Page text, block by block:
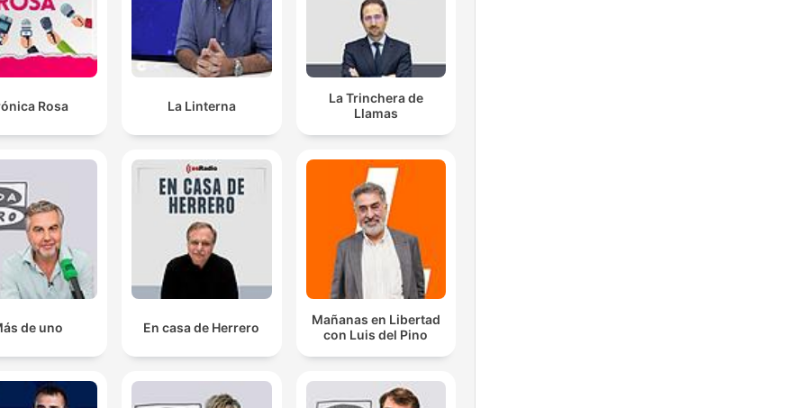
Rosa La Linterna
La Trinchera de
Llamas
de uno En casa de Herrero
Mañanas en Libertad
con Luis del Pino